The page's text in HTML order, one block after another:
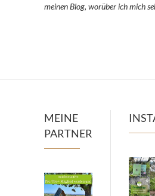
meinen Blog, worüber ich mich
MEINE
PARTNER